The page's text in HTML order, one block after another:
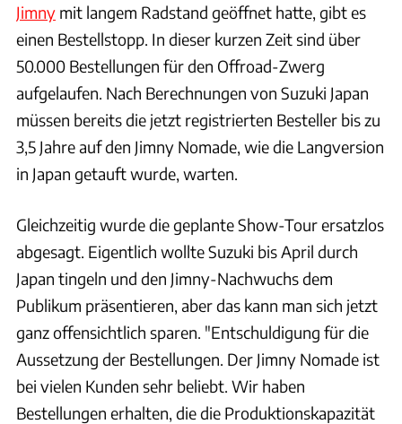
Jimny mit langem Radstand geöffnet hatte, gibt es
einen Bestellstopp. In dieser kurzen Zeit sind über
50.000 Bestellungen für den Offroad-Zwerg
aufgelaufen. Nach Berechnungen von Suzuki Japan
müssen bereits die jetzt registrierten Besteller bis zu
3,5 Jahre auf den Jimny Nomade, wie die Langversion
in Japan getauft wurde, warten.
Gleichzeitig wurde die geplante Show-Tour ersatzlos
abgesagt. Eigentlich wollte Suzuki bis April durch
Japan tingeln und den Jimny-Nachwuchs dem
Publikum präsentieren, aber das kann man sich jetzt
ganz offensichtlich sparen. "Entschuldigung für die
Aussetzung der Bestellungen. Der Jimny Nomade ist
bei vielen Kunden sehr beliebt. Wir haben
Bestellungen erhalten, die die Produktionskapazität